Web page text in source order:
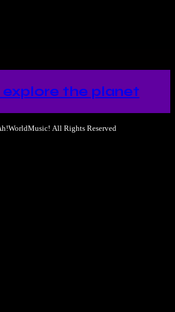
the planet
All Rights Reserved